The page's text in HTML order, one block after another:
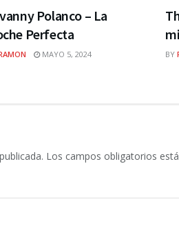
Polanco – La
Perfecta
MAYO 5, 2024 BY
Los campos obligatorios